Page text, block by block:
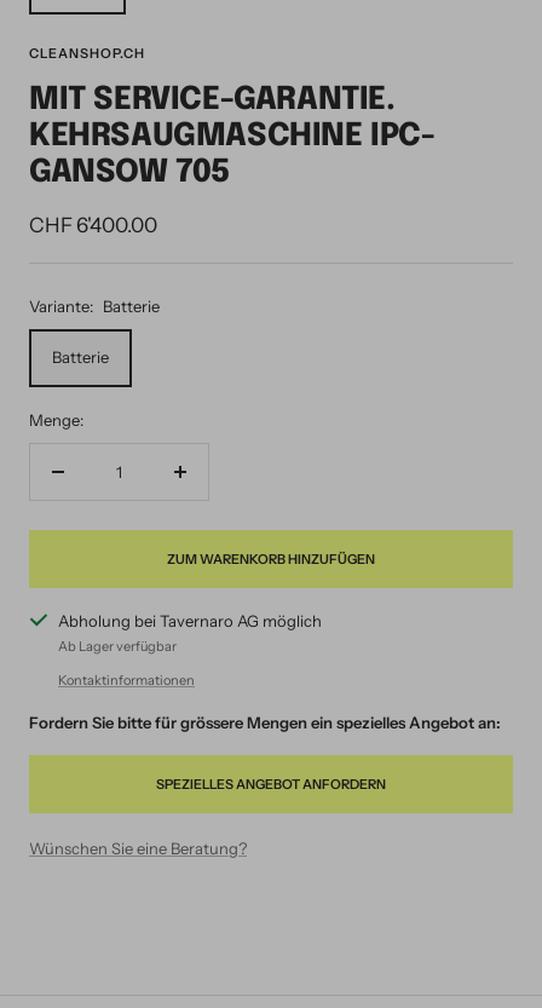
CLEANSHOP.CH
MIT SERVICE-GARANTIE.
KEHRSAUGMASCHINE IPC-
GANSOW 705
Angebotspreis
CHF 6'400.00
Variante: Batterie
Batterie
Menge:
Menge
ZUM WARENKORB HINZUFÜGEN
Abholung bei Tavernaro AG möglich
Ab Lager verfügbar
Kontaktinformationen
Fordern Sie bitte für grössere Mengen ein spezielles Angebot an:
SPEZIELLES ANGEBOT ANFORDERN
Wünschen Sie eine Beratung?